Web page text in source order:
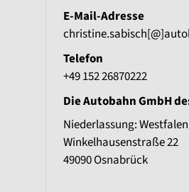
E-Mail-Adresse
Telefon
+49 152 26870222
Die Autobahn GmbH
Niederlassung: Westfalen
Winkelhausenstraße 22
49090Osnabrück